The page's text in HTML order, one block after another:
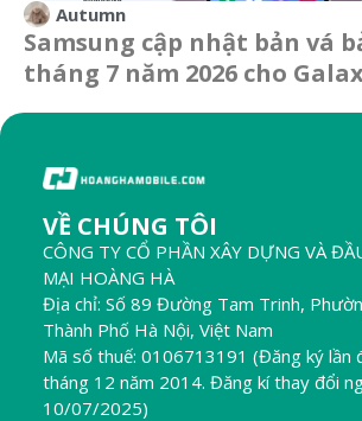
Autumn
Samsung cập nhật bản vá
tháng 7 năm 2026 cho
VỀ CHÚNG TÔI
CÔNG TY CỔ PHẦN XÂY DỰNG VÀ
MẠI HOÀNG HÀ
Địa chỉ: Số 89 Đường Tam Trinh,
Thành Phố Hà Nội, Việt Nam
Mã số thuế: 0106713191 (Đăng ký lần
tháng 12 năm 2014. Đăng kí thay đổi
10/07/2025)